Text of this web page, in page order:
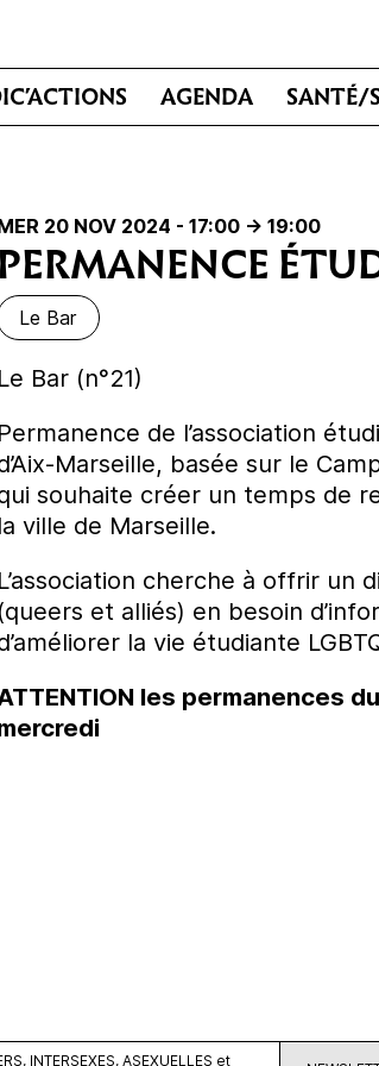
AGENDA SANTÉ/
20 NOV 2024 - 17:00 -> 19:00
PERMANENCE
Le Bar
Le Bar (n°21)
Permanence de l’association
Marseille, basée sur le
souhaite créer un temps de
la ville de Marseille.
L’association cherche à offrir un
(queers et alliés) en besoin
la vie étudiante
les permanences
INTERSEXES, ASEXUELLES et